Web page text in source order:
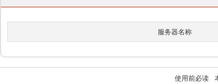
服务器名称
使用前必读